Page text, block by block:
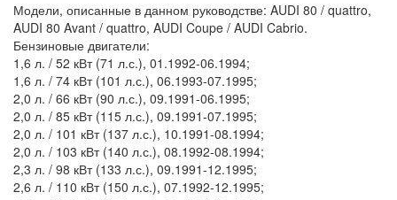
Модели, описанные в данном руководстве: AUDI 80 / quattro,
AUDI 80 Avant / quattro, AUDI Coupe / AUDI Cabrio.
Бензиновые двигатели:
1,6 л. / 52 кВт (71 л.с.), 01.1992-06.1994;
1,6 л. / 74 кВт (101 л.с.), 06.1993-07.1995;
2,0 л. / 66 кВт (90 л.с.), 09.1991-06.1995;
2,0 л. / 85 кВт (115 л.с.), 09.1991-07.1995;
2,0 л. / 101 кВт (137 л.с.), 10.1991-08.1994;
2,0 л. / 103 кВт (140 л.с.), 08.1992-08.1994;
2,3 л. / 98 кВт (133 л.с.), 09.1991-12.1995;
2,6 л. / 110 кВт (150 л.с.), 07.1992-12.1995;